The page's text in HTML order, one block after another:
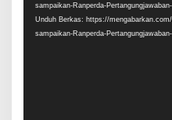
sampaikan-Ranperda-
Unduh Berkas: https://
sampaikan-Ranperda-